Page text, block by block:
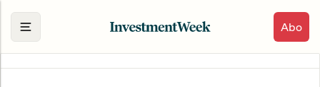
Abo